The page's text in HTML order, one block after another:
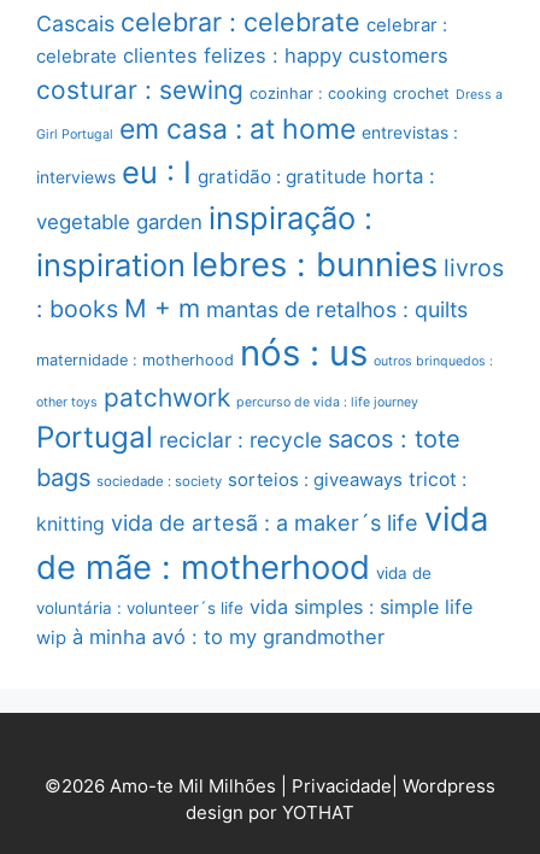
Cascais celebrar : celebrate celebrar :
celebrate clientes felizes : happy customers
costurar : sewing cozinhar : cooking crochet Dress a
Girl Portugal em casa : at home entrevistas :
interviews eu : I gratidão : gratitude horta :
vegetable garden inspiração :
inspiration lebres : bunnies livros
: books M + m mantas de retalhos : quilts
maternidade : motherhood nós : us outros brinquedos :
other toys patchwork percurso de vida : life journey
Portugal reciclar : recycle sacos : tote
bags sociedade : society sorteios : giveaways tricot :
knitting vida de artesã : a maker´s life vida
de mãe : motherhood vida de
voluntária : volunteer´s life vida simples : simple life
wip à minha avó : to my grandmother
©2026 Amo-te Mil Milhões | Privacidade Wordpress
design por YOTHAT